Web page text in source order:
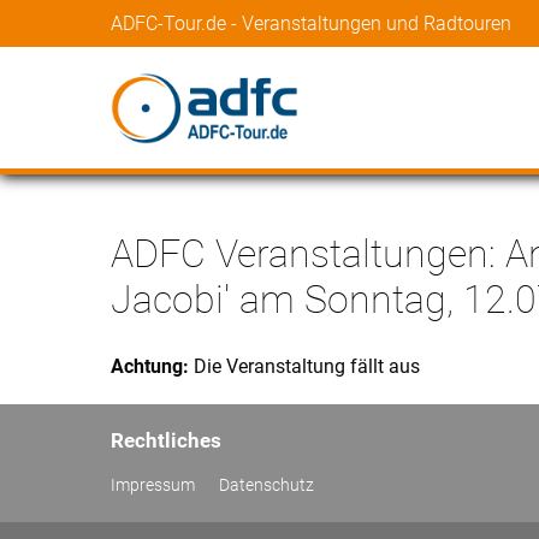
ADFC-Tour.de - Veranstaltungen und Radtouren
ADFC Veranstaltungen:
Jacobi' am Sonntag,
Achtung: Die Veranstaltung fällt aus
Rechtliches
Impressum Datenschutz